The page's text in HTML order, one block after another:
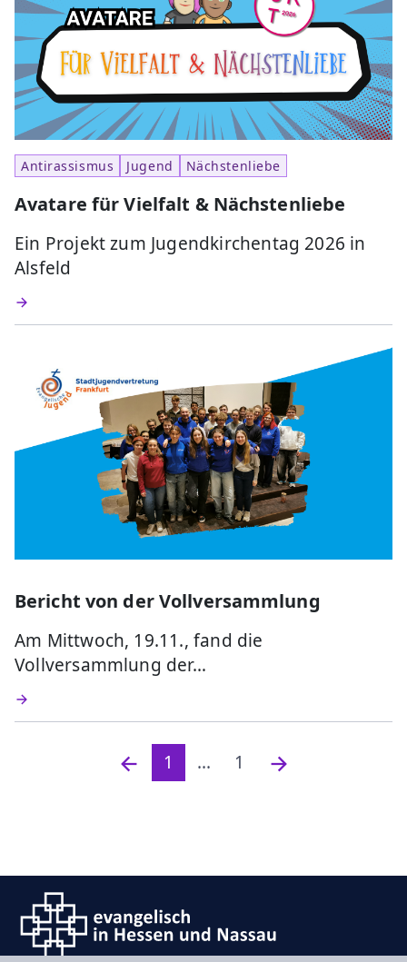
Antirassismus Jugend Nächstenliebe
Avatare für Vielfalt & Nächstenliebe
Ein Projekt zum Jugendkirchentag 2026 in
Alsfeld
Bericht von der Vollversammlung
Am Mittwoch, 19.11., fand die
Vollversammlung der…
1 ... 1